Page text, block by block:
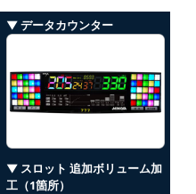
▼ データカウンター
▼ スロット 追加ボリューム加
工（1箇所）